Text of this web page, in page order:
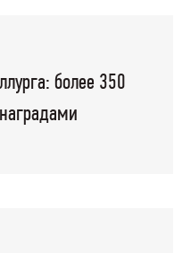
более 350